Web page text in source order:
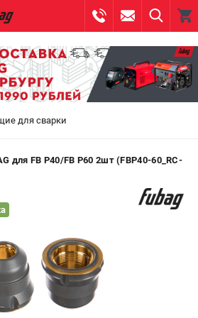
- ЗАКАЗ ЗАПЧАСТЕЙ
- ЗАКАЗ ИЗДЕЛИЙ
для сварки
для FB P40/FB P60 2шт (FBP40-60_RC-